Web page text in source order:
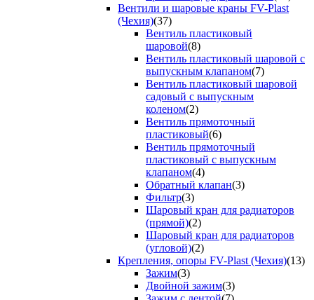
Вентили и шаровые краны FV-Plast
(Чехия)(37)
Вентиль пластиковый
шаровой(8)
Вентиль пластиковый шаровой с
выпускным клапаном(7)
Вентиль пластиковый шаровой
садовый с выпускным
коленом(2)
Вентиль прямоточный
пластиковый(6)
Вентиль прямоточный
пластиковый с выпускным
клапаном(4)
Обратный клапан(3)
Фильтр(3)
Шаровый кран для радиаторов
(прямой)(2)
Шаровый кран для радиаторов
(угловой)(2)
Крепления, опоры FV-Plast (Чехия)(13)
Зажим(3)
Двойной зажим(3)